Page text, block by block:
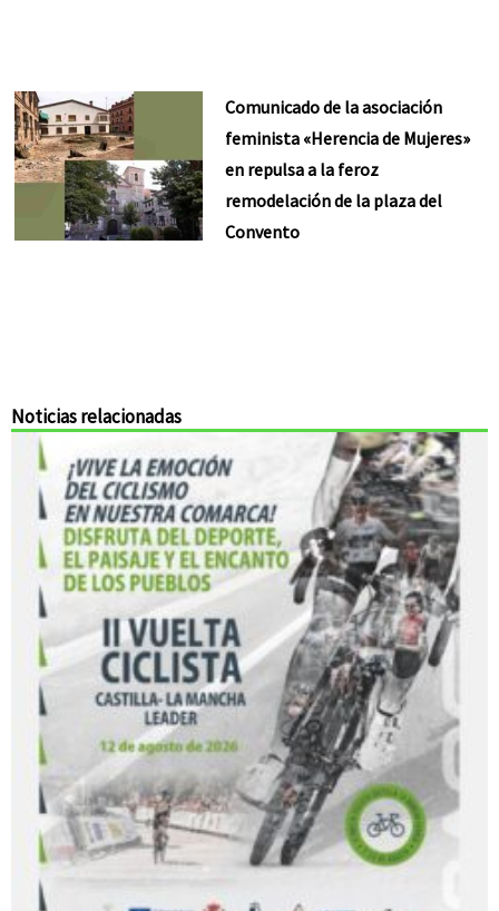
Comunicado de la asociación
feminista «Herencia de Mujeres»
en repulsa a la feroz
remodelación de la plaza del
Convento
Noticias relacionadas